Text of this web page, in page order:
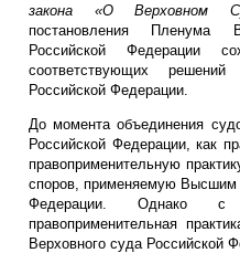
закона «О Верховном
постановления Пленума
Российской Федерации
соответствующих
Российской Федерации.
До момента объединения
Российской Федерации, как
правоприменительную
споров, применяемую
Федерации. Однако с
правоприменительная
Верховного суда Российской